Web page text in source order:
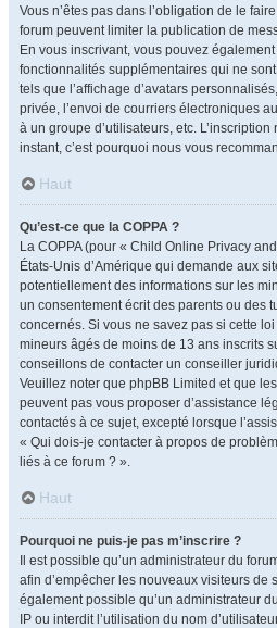
Vous n’êtes pas dans l’obligation de le
forum peuvent limiter la publication de
En vous inscrivant, vous pouvez
fonctionnalités supplémentaires qui ne
tels que l’affichage d’avatars
privée, l’envoi de courriers électroniques
à un groupe d’utilisateurs, etc.
instant, c’est pourquoi nous vous
Haut
Qu’est-ce que la COPPA ?
La COPPA (pour « Child Online Privacy
États-Unis d’Amérique qui demande aux
potentiellement des informations sur les
un consentement écrit des parents ou des
concernés. Si vous ne savez pas si cette
mineurs âgés de moins de 13 ans inscrits
conseillons de contacter un conseiller
Veuillez noter que phpBB Limited et que
peuvent pas vous proposer d’assistance
contactés à ce sujet, excepté lorsque
« Qui dois-je contacter à propos de
liés à ce forum ? ».
Haut
Pourquoi ne puis-je pas m’inscrire ?
Il est possible qu’un administrateur du
afin d’empêcher les nouveaux visiteurs de
également possible qu’un administrateur
IP ou interdit l’utilisation du nom